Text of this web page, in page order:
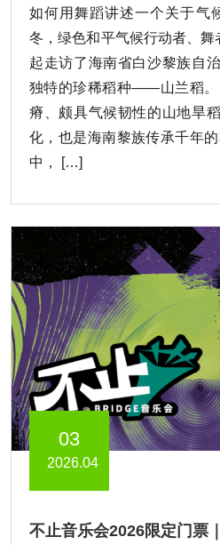
如何用舞蹈讲述一个关于气
冬，绿色和平气候行动者、
起走访了海南省白沙黎族自
独特的珍稀稻种——山兰稻。
瘠、颇具气候韧性的山地旱
化，也是海南黎族传承千年
中， […]
03
2026.04
不止音乐会2026限定门票